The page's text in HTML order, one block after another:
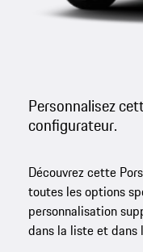
Personnalisez
configurateur.
Découvrez cette
toutes les options
personnalisation
dans la liste et dans